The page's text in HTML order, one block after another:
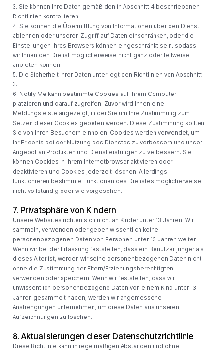
3. Sie können Ihre Daten gemäß den in Abschnitt 4 beschriebenen
Richtlinien kontrollieren.
4. Sie können die Übermittlung von Informationen über den Dienst
ablehnen oder unseren Zugriff auf Daten einschränken, oder die
Einstellungen Ihres Browsers können eingeschränkt sein, sodass
wir Ihnen den Dienst möglicherweise nicht ganz oder teilweise
anbieten können.
5. Die Sicherheit Ihrer Daten unterliegt den Richtlinien von Abschnitt
3.
6. Notify Me kann bestimmte Cookies auf Ihrem Computer
platzieren und darauf zugreifen. Zuvor wird Ihnen eine
Meldungsleiste angezeigt, in der Sie um Ihre Zustimmung zum
Setzen dieser Cookies gebeten werden. Diese Zustimmung sollten
Sie von Ihren Besuchern einholen. Cookies werden verwendet, um
Ihr Erlebnis bei der Nutzung des Dienstes zu verbessern und unser
Angebot an Produkten und Dienstleistungen zu verbessern. Sie
können Cookies in Ihrem Internetbrowser aktivieren oder
deaktivieren und Cookies jederzeit löschen. Allerdings
funktionieren bestimmte Funktionen des Dienstes möglicherweise
nicht vollständig oder wie vorgesehen.
7. Privatsphäre von Kindern
Unsere Websites richten sich nicht an Kinder unter 13 Jahren. Wir
sammeln, verwenden oder geben wissentlich keine
personenbezogenen Daten von Personen unter 13 Jahren weiter.
Wenn wir bei der Erfassung feststellen, dass ein Benutzer jünger als
dieses Alter ist, werden wir seine personenbezogenen Daten nicht
ohne die Zustimmung der Eltern/Erziehungsberechtigten
verwenden oder speichern. Wenn wir feststellen, dass wir
unwissentlich personenbezogene Daten von einem Kind unter 13
Jahren gesammelt haben, werden wir angemessene
Anstrengungen unternehmen, um diese Daten aus unseren
Aufzeichnungen zu löschen.
8. Aktualisierungen dieser Datenschutzrichtlinie
Diese Richtlinie kann in regelmäßigen Abständen und ohne